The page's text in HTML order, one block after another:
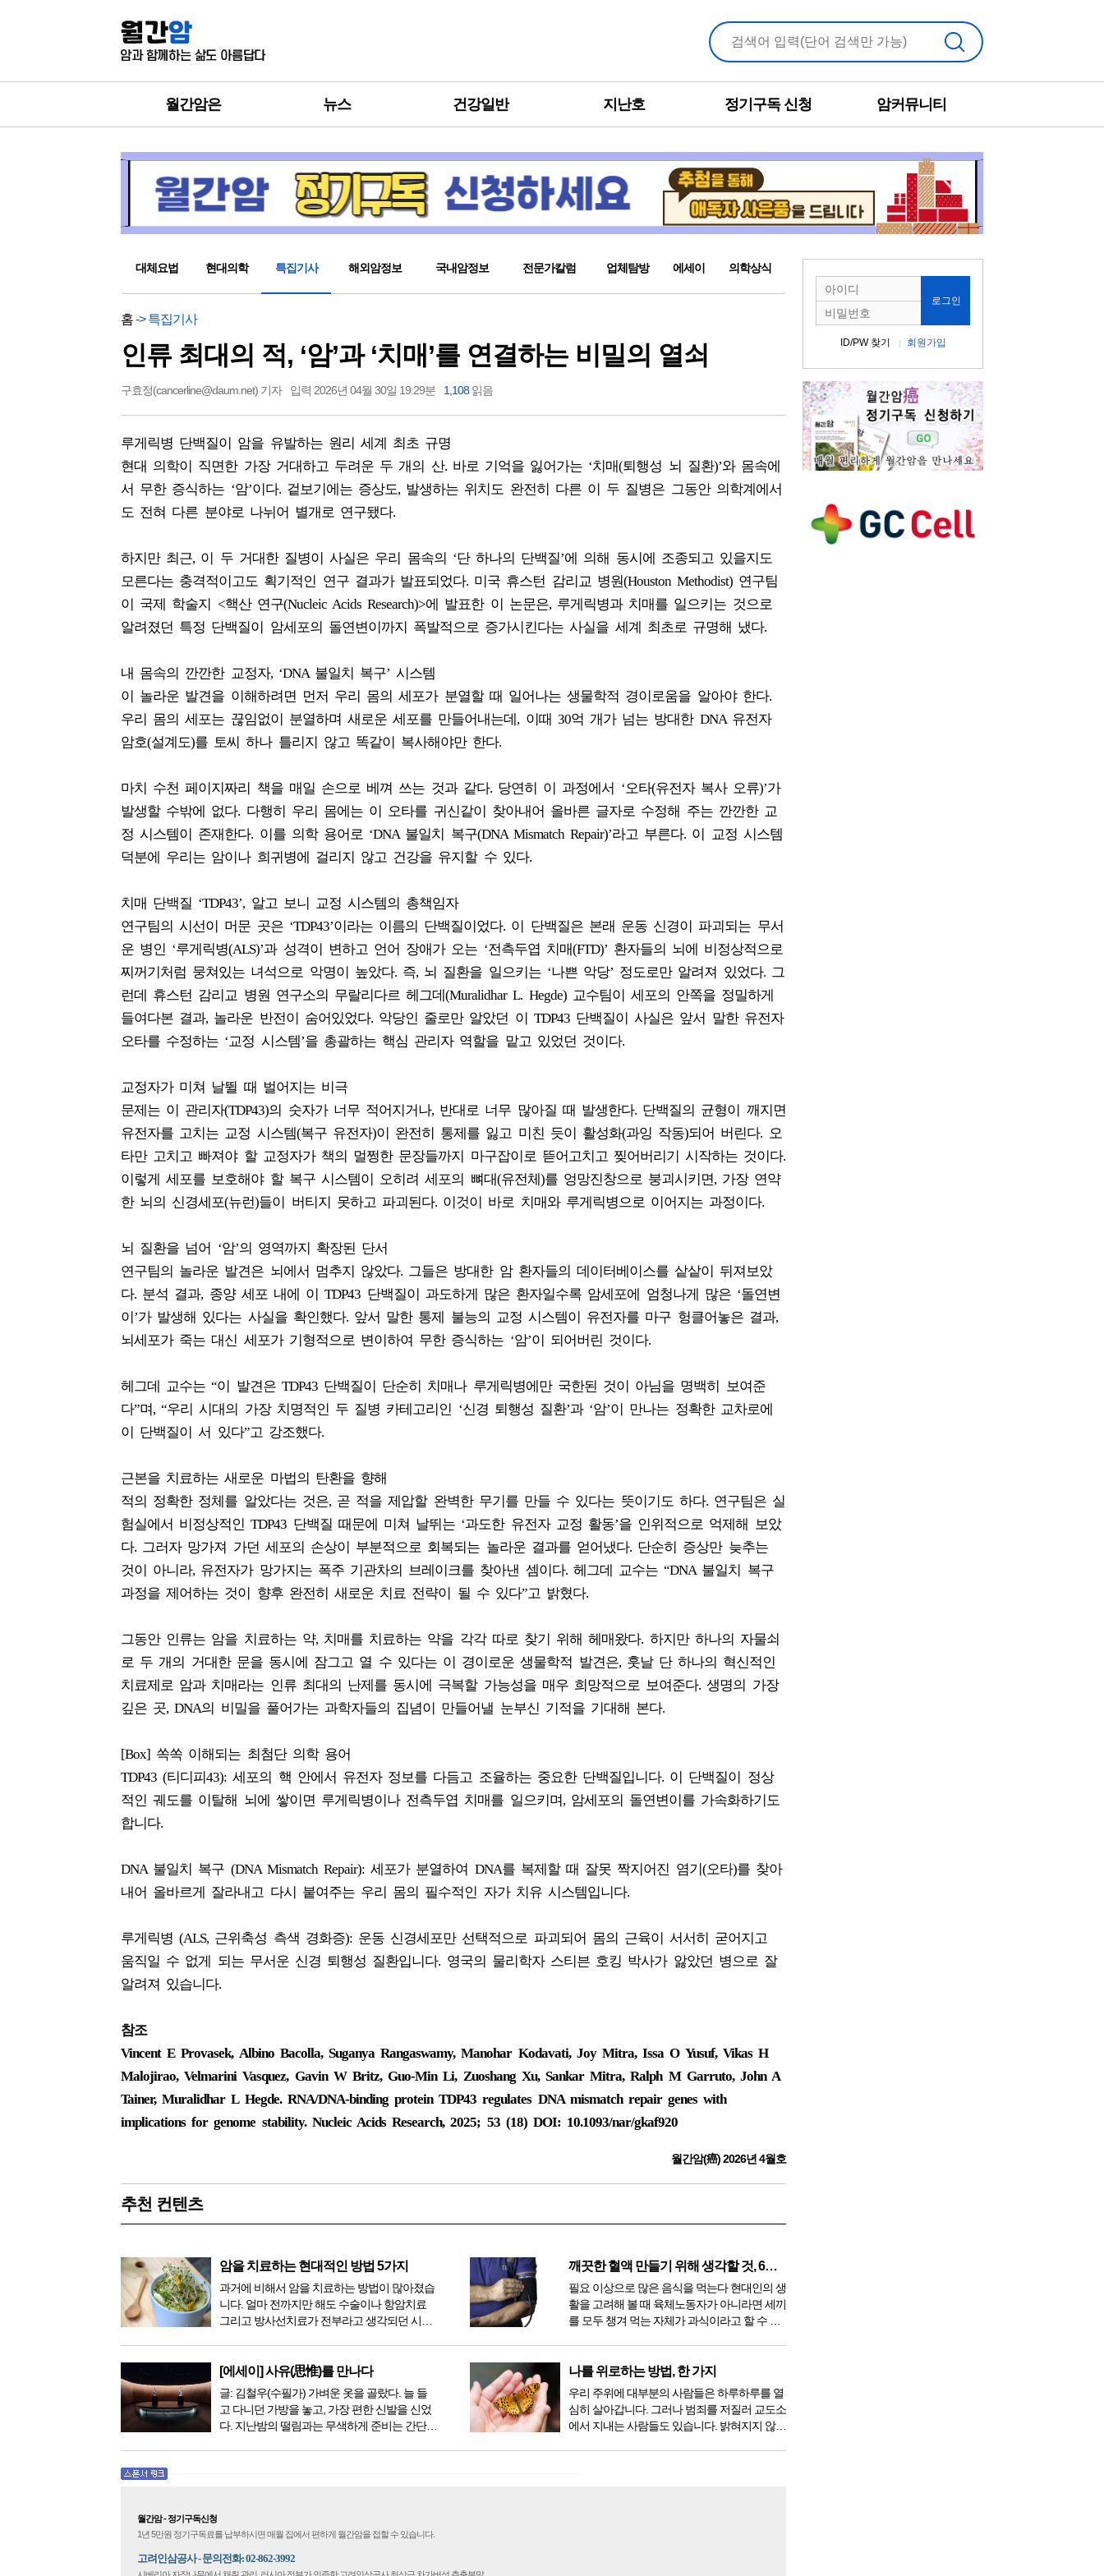
검색
월간암은 뉴스 건강일반 지난호 정기구독 신청 암커뮤니티
대체요법 현대의학 특집기사 해외암정보 국내암정보 전문가칼럼 업체탐방 에세이 의학상식
홈-> 특집기사
인류 최대의 적, ‘암’과 ‘치매’를 연결하는 비밀의 열쇠
구효정(cancerline@daum.net) 기자 입력 2026년 04월 30일 19:29분 1,108읽음
루게릭병 단백질이 암을 유발하는 원리 세계 최초 규명
현대 의학이 직면한 가장 거대하고 두려운 두 개의 산. 바로 기억을 잃어가는 ‘치매(퇴행성 뇌 질환)’와 몸속에
서 무한 증식하는 ‘암’이다. 겉보기에는 증상도, 발생하는 위치도 완전히 다른 이 두 질병은 그동안 의학계에서
도 전혀 다른 분야로 나뉘어 별개로 연구됐다.
하지만 최근, 이 두 거대한 질병이 사실은 우리 몸속의 ‘단 하나의 단백질’에 의해 동시에 조종되고 있을지도
모른다는 충격적이고도 획기적인 연구 결과가 발표되었다. 미국 휴스턴 감리교 병원(Houston Methodist) 연구팀
이 국제 학술지 <핵산 연구(Nucleic Acids Research)>에 발표한 이 논문은, 루게릭병과 치매를 일으키는 것으로
알려졌던 특정 단백질이 암세포의 돌연변이까지 폭발적으로 증가시킨다는 사실을 세계 최초로 규명해 냈다.
내 몸속의 깐깐한 교정자, ‘DNA 불일치 복구’ 시스템
이 놀라운 발견을 이해하려면 먼저 우리 몸의 세포가 분열할 때 일어나는 생물학적 경이로움을 알아야 한다.
우리 몸의 세포는 끊임없이 분열하며 새로운 세포를 만들어내는데, 이때 30억 개가 넘는 방대한 DNA 유전자
암호(설계도)를 토씨 하나 틀리지 않고 똑같이 복사해야만 한다.
마치 수천 페이지짜리 책을 매일 손으로 베껴 쓰는 것과 같다. 당연히 이 과정에서 ‘오타(유전자 복사 오류)’가
발생할 수밖에 없다. 다행히 우리 몸에는 이 오타를 귀신같이 찾아내어 올바른 글자로 수정해 주는 깐깐한 교
정 시스템이 존재한다. 이를 의학 용어로 ‘DNA 불일치 복구(DNA Mismatch Repair)’라고 부른다. 이 교정 시스템
덕분에 우리는 암이나 희귀병에 걸리지 않고 건강을 유지할 수 있다.
치매 단백질 ‘TDP43’, 알고 보니 교정 시스템의 총책임자
연구팀의 시선이 머문 곳은 ‘TDP43’이라는 이름의 단백질이었다. 이 단백질은 본래 운동 신경이 파괴되는 무서
운 병인 ‘루게릭병(ALS)’과 성격이 변하고 언어 장애가 오는 ‘전측두엽 치매(FTD)’ 환자들의 뇌에 비정상적으로
찌꺼기처럼 뭉쳐있는 녀석으로 악명이 높았다. 즉, 뇌 질환을 일으키는 ‘나쁜 악당’ 정도로만 알려져 있었다. 그
런데 휴스턴 감리교 병원 연구소의 무랄리다르 헤그데(Muralidhar L. Hegde) 교수팀이 세포의 안쪽을 정밀하게
들여다본 결과, 놀라운 반전이 숨어있었다. 악당인 줄로만 알았던 이 TDP43 단백질이 사실은 앞서 말한 유전자
오타를 수정하는 ‘교정 시스템’을 총괄하는 핵심 관리자 역할을 맡고 있었던 것이다.
교정자가 미쳐 날뛸 때 벌어지는 비극
문제는 이 관리자(TDP43)의 숫자가 너무 적어지거나, 반대로 너무 많아질 때 발생한다. 단백질의 균형이 깨지면
유전자를 고치는 교정 시스템(복구 유전자)이 완전히 통제를 잃고 미친 듯이 활성화(과잉 작동)되어 버린다. 오
타만 고치고 빠져야 할 교정자가 책의 멀쩡한 문장들까지 마구잡이로 뜯어고치고 찢어버리기 시작하는 것이다.
이렇게 세포를 보호해야 할 복구 시스템이 오히려 세포의 뼈대(유전체)를 엉망진창으로 붕괴시키면, 가장 연약
한 뇌의 신경세포(뉴런)들이 버티지 못하고 파괴된다. 이것이 바로 치매와 루게릭병으로 이어지는 과정이다.
뇌 질환을 넘어 ‘암’의 영역까지 확장된 단서
연구팀의 놀라운 발견은 뇌에서 멈추지 않았다. 그들은 방대한 암 환자들의 데이터베이스를 샅샅이 뒤져보았
다. 분석 결과, 종양 세포 내에 이 TDP43 단백질이 과도하게 많은 환자일수록 암세포에 엄청나게 많은 ‘돌연변
이’가 발생해 있다는 사실을 확인했다. 앞서 말한 통제 불능의 교정 시스템이 유전자를 마구 헝클어놓은 결과,
뇌세포가 죽는 대신 세포가 기형적으로 변이하여 무한 증식하는 ‘암’이 되어버린 것이다.
헤그데 교수는 “이 발견은 TDP43 단백질이 단순히 치매나 루게릭병에만 국한된 것이 아님을 명백히 보여준
다”며, “우리 시대의 가장 치명적인 두 질병 카테고리인 ‘신경 퇴행성 질환’과 ‘암’이 만나는 정확한 교차로에
이 단백질이 서 있다”고 강조했다.
근본을 치료하는 새로운 마법의 탄환을 향해
적의 정확한 정체를 알았다는 것은, 곧 적을 제압할 완벽한 무기를 만들 수 있다는 뜻이기도 하다. 연구팀은 실
험실에서 비정상적인 TDP43 단백질 때문에 미쳐 날뛰는 ‘과도한 유전자 교정 활동’을 인위적으로 억제해 보았
다. 그러자 망가져 가던 세포의 손상이 부분적으로 회복되는 놀라운 결과를 얻어냈다. 단순히 증상만 늦추는
것이 아니라, 유전자가 망가지는 폭주 기관차의 브레이크를 찾아낸 셈이다. 헤그데 교수는 “DNA 불일치 복구
과정을 제어하는 것이 향후 완전히 새로운 치료 전략이 될 수 있다”고 밝혔다.
그동안 인류는 암을 치료하는 약, 치매를 치료하는 약을 각각 따로 찾기 위해 헤매왔다. 하지만 하나의 자물쇠
로 두 개의 거대한 문을 동시에 잠그고 열 수 있다는 이 경이로운 생물학적 발견은, 훗날 단 하나의 혁신적인
치료제로 암과 치매라는 인류 최대의 난제를 동시에 극복할 가능성을 매우 희망적으로 보여준다. 생명의 가장
깊은 곳, DNA의 비밀을 풀어가는 과학자들의 집념이 만들어낼 눈부신 기적을 기대해 본다.
[Box] 쏙쏙 이해되는 최첨단 의학 용어
TDP43 (티디피43): 세포의 핵 안에서 유전자 정보를 다듬고 조율하는 중요한 단백질입니다. 이 단백질이 정상
적인 궤도를 이탈해 뇌에 쌓이면 루게릭병이나 전측두엽 치매를 일으키며, 암세포의 돌연변이를 가속화하기도
합니다.
DNA 불일치 복구 (DNA Mismatch Repair): 세포가 분열하여 DNA를 복제할 때 잘못 짝지어진 염기(오타)를 찾아
내어 올바르게 잘라내고 다시 붙여주는 우리 몸의 필수적인 자가 치유 시스템입니다.
루게릭병 (ALS, 근위축성 측색 경화증): 운동 신경세포만 선택적으로 파괴되어 몸의 근육이 서서히 굳어지고
움직일 수 없게 되는 무서운 신경 퇴행성 질환입니다. 영국의 물리학자 스티븐 호킹 박사가 앓았던 병으로 잘
알려져 있습니다.
참조
Vincent E Provasek, Albino Bacolla, Suganya Rangaswamy, Manohar Kodavati, Joy Mitra, Issa O Yusuf, Vikas H
Malojirao, Velmarini Vasquez, Gavin W Britz, Guo-Min Li, Zuoshang Xu, Sankar Mitra, Ralph M Garruto, John A
Tainer, Muralidhar L Hegde. RNA/DNA-binding protein TDP43 regulates DNA mismatch repair genes with
implications for genome stability. Nucleic Acids Research, 2025; 53 (18) DOI: 10.1093/nar/gkaf920
월간암(癌) 2026년 4월호
추천 컨텐츠
암을 치료하는 현대적인 방법 5가지
과거에 비해서 암을 치료하는 방법이 많아졌습
니다. 얼마 전까지만 해도 수술이나 항암치료
그리고 방사선치료가 전부라고 생각되던 시절
료기가 들어오면서 암을 치료하는 방법이 하나
더 추가되었습니다. 중입...
깨끗한 혈액 만들기 위해 생각할 것, 6가지
필요 이상으로 많은 음식을 먹는다 현대인의 생
활을 고려해 볼 때 육체노동자가 아니라면 세끼
를 모두 챙겨 먹는 자체가 과식이라고 할 수 있
점심, 저녁을 습관적으로 음식을 섭취한다. 게
다...
[에세이] 사유(思惟)를 만나다
글: 김철우(수필가) 가벼운 옷을 골랐다. 늘 들
고 다니던 가방을 놓고, 가장 편한 신발을 신었
다. 지난밤의 떨림과는 무색하게 준비는 간단했
나를 위로하는 방법, 한 가지
우리 주위에 대부분의 사람들은 하루하루를 열
심히 살아갑니다. 그러나 범죄를 저질러 교도소
에서 지내는 사람들도 있습니다. 밝혀지지 않았
월간암 - 정기구독신청
1년 5만원 정기구독료를 납부하시면 매월 집에서 편하게 월간암을 접할 수 있습니다.
고려인삼공사 - 문의전화: 02-862-3992
로그인
ID/PW 찾기 회원가입